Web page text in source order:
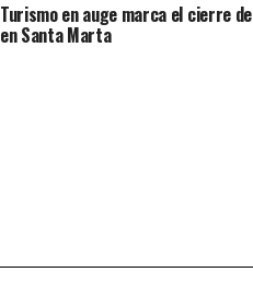
Turismo en auge marca el cierre
en Santa Marta